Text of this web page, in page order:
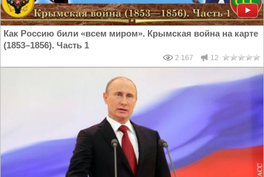
Как Россию били «всем миром». Крымская война на карте
(1853–1856). Часть 1
2 167 12